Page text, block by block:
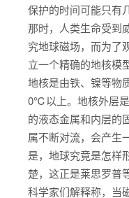
保护的时间可能只有
那时，人类生命受到
究地球磁场，而为了
立一个精确的地核模型
地核是由铁、镍等物
0℃以上。地核外层
的液态金属和内层的
属不断对流，会产生
是，地球究竟是怎样
楚，这正是莱思罗普
科学家们解释称，当